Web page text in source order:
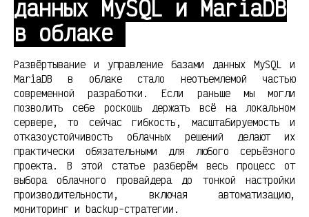
данных MySQL и MariaDB
в облаке
Развёртывание и управление базами данных MySQL и
MariaDB в облаке стало неотъемлемой частью
современной разработки. Если раньше мы могли
позволить себе роскошь держать всё на локальном
сервере, то сейчас гибкость, масштабируемость и
отказоустойчивость облачных решений делают их
практически обязательными для любого серьёзного
проекта. В этой статье разберём весь процесс от
выбора облачного провайдера до тонкой настройки
производительности, включая автоматизацию,
мониторинг и backup-стратегии.